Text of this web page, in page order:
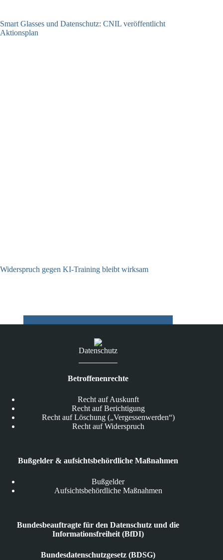
Smart Glasses und Datenschutz: CNIL veröffentlicht
Aktionsplan
Widerspruch gegen KI-Training bleibt wirksam
Datenschutz
Betroffenenrechte
Recht auf Auskunft
Recht auf Berichtigung
Recht auf Löschung („Vergessenwerden“)
Recht auf Widerspruch
Bußgelder & aufsichtsbehördliche Maßnahmen
Bußgelder
Aufsichtsbehördliche Maßnahmen
Bundesbeauftragte für den Datenschutz und die
Informationsfreiheit (BfDI)
Bundesdatenschutzgesetz (BDSG)